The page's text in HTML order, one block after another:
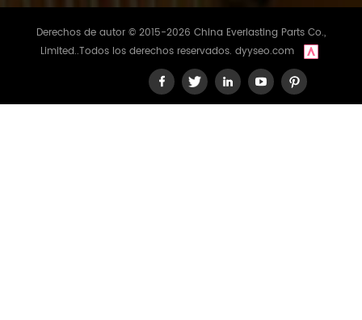
Derechos de autor © 2015-2026 China Everlasting Parts Co.,
Limited..Todos los derechos reservados. dyyseo.com